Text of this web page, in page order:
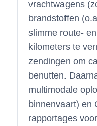
vrachtwagens
brandstoffen
slimme route-
kilometers te
zendingen om
benutten.
multimodale
binnenvaart) en
rapportages